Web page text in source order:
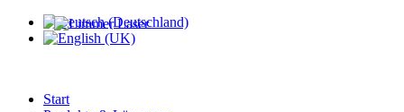
Start